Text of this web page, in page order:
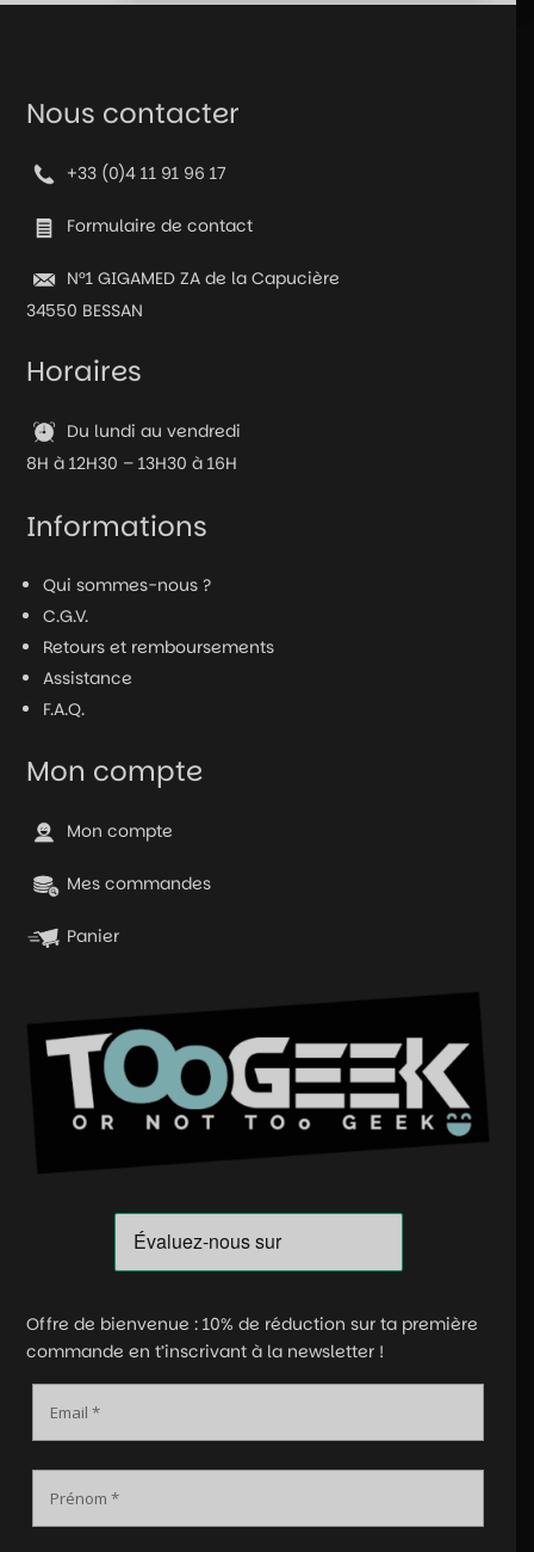
Chaudron
Nous contacter
+33 (0)4 11 91 96 17
Formulaire de contact
N°1 GIGAMED ZA de la Capucière
34550 BESSAN
Horaires
Du lundi au vendredi
8H à 12H30 – 13H30 à 16H
Informations
Qui sommes-nous ?
C.G.V.
Retours et remboursements
Assistance
F.A.Q.
Mon compte
Mon compte
Mes commandes
Panier
Offre de bienvenue : 10% de réduction sur ta première
commande en t’inscrivant à la newsletter !